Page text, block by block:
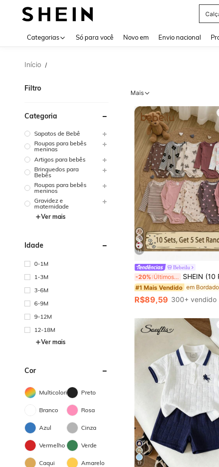
Categorias Só para você Novo em Envio nacional
Início /
Filtro
Categoria
Sapatos de Bebê
Roupas para bebês
meninas
Artigos para bebês
Brinquedos para
Bebês
Roupas para bebês
meninos
Gravidez e
maternidade
Ver mais
Idade
0-1M
1-3M
3-6M
6-9M
9-12M
12-18M
Ver mais
Cor
Multicolorido Preto
Branco Rosa
Azul Cinza
Vermelho Verde
Caqui Amarelo
Mais
12
Bebeilu
-20% Últimos 3 dias SHEIN (10 Peças Conjuntos, Receba 5 Conjuntos Aleatórios) Conjunto de Macacão de Manga
#1 Mais Vendido
R$89,59 300+ vendido
17